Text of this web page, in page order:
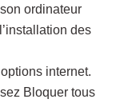
ordinateur
des
internet.
Bloquer tous